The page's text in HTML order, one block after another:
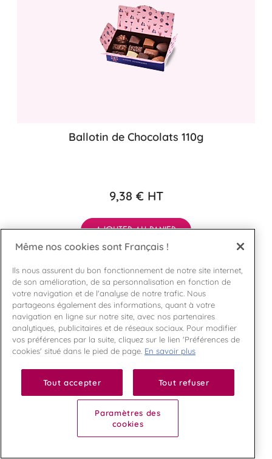
Ballotin de Chocolats 110g
9,38 €HT
AJOUTER AU PANIER
Même nos cookies sont Français !
Ils nous assurent du bon fonctionnement de notre site internet,
de son amélioration, de sa personnalisation en fonction de
votre navigation et de l'analyse de notre trafic. Nous
partageons également des informations, quant à votre
navigation en ligne sur notre site, avec nos partenaires
analytiques, publicitaires et de réseaux sociaux. Pour modifier
vos préférences par la suite, cliquez sur le lien 'Préférences de
cookies' situé dans le pied de page. En savoir plus
Tout accepter Tout refuser
Paramètres des
cookies